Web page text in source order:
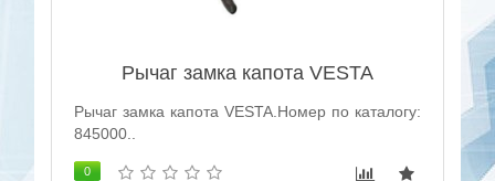
Рычаг замка капота VESTA
Рычаг замка капота VESTA.Номер по каталогу:
845000..
0